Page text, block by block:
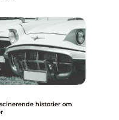
historier om